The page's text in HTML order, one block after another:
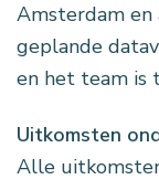
Amsterdam en
geplande
en het team is
Uitkomsten
Alle